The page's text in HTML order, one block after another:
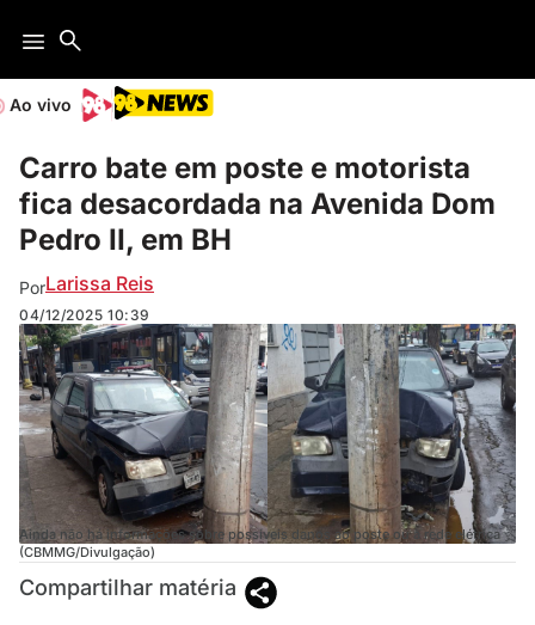
Ao vivo
Carro bate em poste e motorista
fica desacordada na Avenida Dom
Pedro II, em BH
PorLarissa Reis
04/12/2025 10:39
Ainda não há informações sobre possíveis danos ao poste ou à rede elétrica
(CBMMG/Divulgação)
Compartilhar matéria